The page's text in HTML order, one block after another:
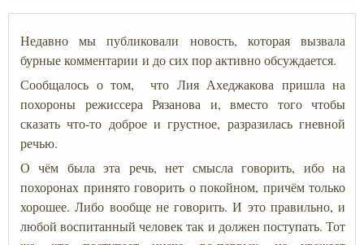
Недавно мы публиковали новость, которая вызвала
бурные комментарии и до сих пор активно обсуждается.
Сообщалось о том, что Лия Ахеджакова пришла на
похороны режиссера Рязанова и, вместо того чтобы
сказать что-то доброе и грустное, разразилась гневной
речью.
О чём была эта речь, нет смысла говорить, ибо на
похоронах принято говорить о покойном, причём только
хорошее. Либо вообще не говорить. И это правильно, и
любой воспитанный человек так и должен поступать. Тот